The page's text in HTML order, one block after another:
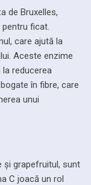
de Bruxelles,
ficat.
care ajută la
Aceste enzime
reducerea
în fibre, care
unui
și grapefruitul, sunt
C joacă un rol